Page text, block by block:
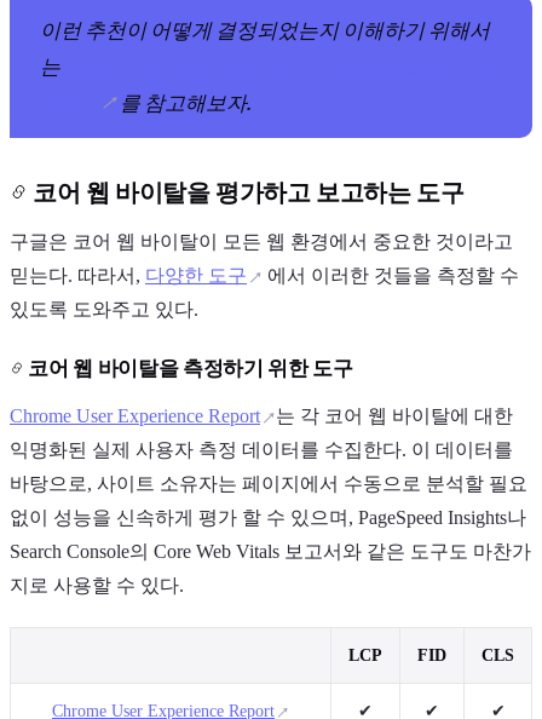
이런 추천이 어떻게 결정되었는지 이해하기 위해서
는
를 참고해보자.
코어 웹 바이탈을 평가하고 보고하는 도구
구글은 코어 웹 바이탈이 모든 웹 환경에서 중요한 것이라고
믿는다. 따라서, 다양한 도구
에서 이러한 것들을 측정할 수
있도록 도와주고 있다.
코어 웹 바이탈을 측정하기 위한 도구
Chrome User Experience Report
는 각 코어 웹 바이탈에 대한
익명화된 실제 사용자 측정 데이터를 수집한다. 이 데이터를
바탕으로, 사이트 소유자는 페이지에서 수동으로 분석할 필요
없이 성능을 신속하게 평가 할 수 있으며, PageSpeed Insights나
Search Console의 Core Web Vitals 보고서와 같은 도구도 마찬가
지로 사용할 수 있다.
LCP FID CLS
Chrome User Experience Report ✔ ✔ ✔